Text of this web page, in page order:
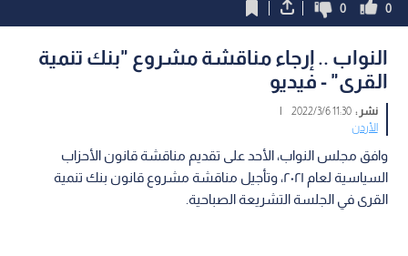
0
0
النواب .. إرجاء مناقشة مشروع "بنك تنمية
القرى" - فيديو
نشر :11:30 2022/3/6
|
الأردن
وافق مجلس النواب، الأحد على تقديم مناقشة قانون الأحزاب
السياسية لعام ٢٠٢١، وتأجيل مناقشة مشروع قانون بنك تنمية
القرى في الجلسة التشريعة الصباحية.